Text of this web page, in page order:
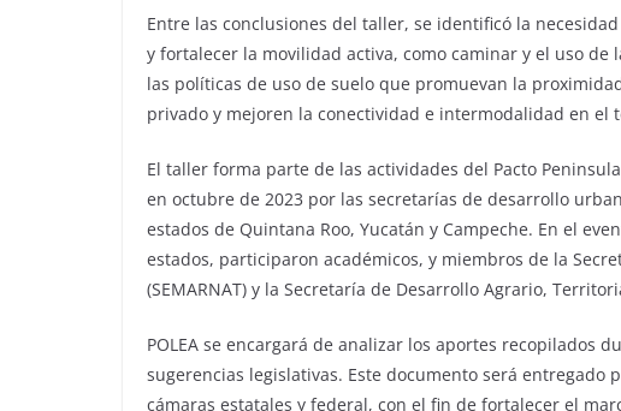
Entre las conclusiones del taller, se identificó la
y fortalecer la movilidad activa, como caminar y el uso
las políticas de uso de suelo que promuevan la
privado y mejoren la conectividad e intermodalidad en el
El taller forma parte de las actividades del Pacto
en octubre de 2023 por las secretarías de desarrollo
estados de Quintana Roo, Yucatán y Campeche. En el
estados, participaron académicos, y miembros de la
(SEMARNAT) y la Secretaría de Desarrollo Agrario,
POLEA se encargará de analizar los aportes recopilados
sugerencias legislativas. Este documento será entregado
cámaras estatales y federal, con el fin de fortalecer el